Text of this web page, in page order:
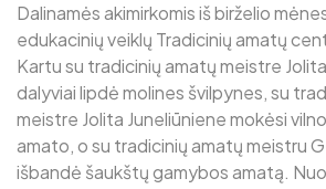
Dalinamės akimirkomis iš birželio
edukacinių veiklų Tradicinių amatų
Kartu su tradicinių amatų meistre
dalyviai lipdė molines švilpynes, su
meistre Jolita Juneliūniene mokėsi
amato, o su tradicinių amatų meistru
išbandė šaukštų gamybos amatą.